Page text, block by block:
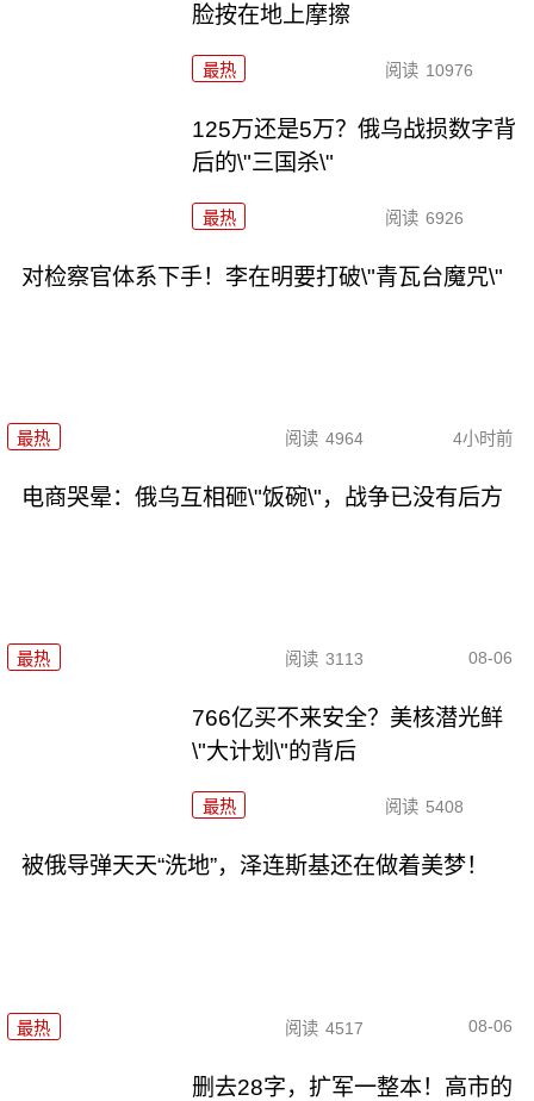
脸按在地上摩擦
最热 阅读 10976
125万还是5万？俄乌战损数字背
后的\"三国杀\"
最热 阅读 6926
对检察官体系下手！李在明要打破\"青瓦台魔咒\"
最热 阅读 4964 4小时前
电商哭晕：俄乌互相砸\"饭碗\"，战争已没有后方
最热 阅读 3113 08-06
766亿买不来安全？美核潜光鲜
\"大计划\"的背后
最热 阅读 5408
被俄导弹天天“洗地”，泽连斯基还在做着美梦！
最热 阅读 4517 08-06
删去28字，扩军一整本！高市的